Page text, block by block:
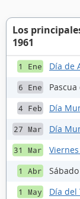
Los
1961
1 Ene Día de
6 Ene
4 Feb Día
27 Mar Día
31 Mar
1 Abr
1 May Día del